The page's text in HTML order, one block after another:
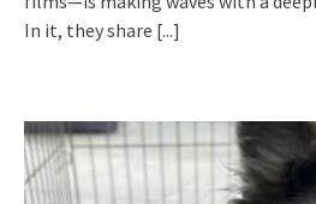
In it, they share [...]